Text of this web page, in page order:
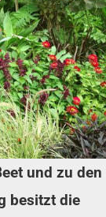
und zu den
besitzt die